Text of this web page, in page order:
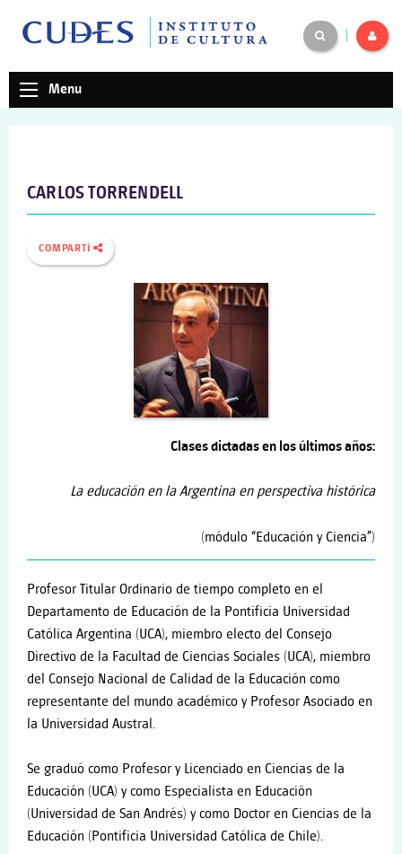
Menu
CARLOS TORRENDELL
COMPARTÍ
Clases dictadas en los últimos años:
La educación en la Argentina en perspectiva histórica
(módulo “Educación y Ciencia”)
Profesor Titular Ordinario de tiempo completo en el
Departamento de Educación de la Pontificia Universidad
Católica Argentina (UCA), miembro electo del Consejo
Directivo de la Facultad de Ciencias Sociales (UCA), miembro
del Consejo Nacional de Calidad de la Educación como
representante del mundo académico y Profesor Asociado en
la Universidad Austral.
Se graduó como Profesor y Licenciado en Ciencias de la
Educación (UCA) y como Especialista en Educación
(Universidad de San Andrés) y como Doctor en Ciencias de la
Educación (Pontificia Universidad Católica de Chile).